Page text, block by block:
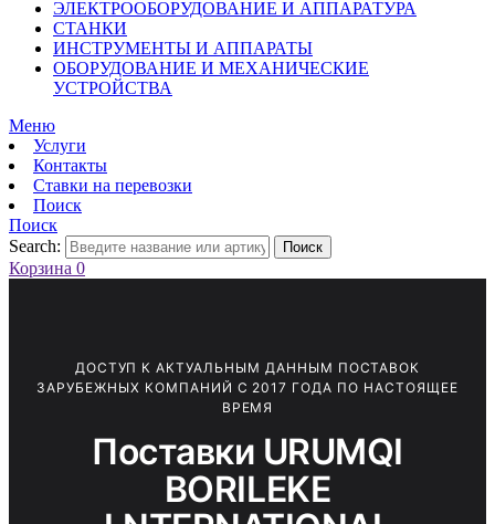
ЭЛЕКТРООБОРУДОВАНИЕ И АППАРАТУРА
СТАНКИ
ИНСТРУМЕНТЫ И АППАРАТЫ
ОБОРУДОВАНИЕ И МЕХАНИЧЕСКИЕ
УСТРОЙСТВА
Меню
Услуги
Контакты
Ставки на перевозки
Поиск
Поиск
Search:
Поиск
Корзина 0
ДОСТУП К АКТУАЛЬНЫМ ДАННЫМ ПОСТАВОК
ЗАРУБЕЖНЫХ КОМПАНИЙ С 2017 ГОДА ПО НАСТОЯЩЕЕ
ВРЕМЯ
Поставки URUMQI
BORILEKE